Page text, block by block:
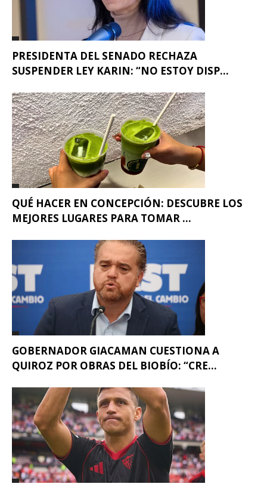
PRESIDENTA DEL SENADO RECHAZA
SUSPENDER LEY KARIN: “NO ESTOY DISP...
QUÉ HACER EN CONCEPCIÓN: DESCUBRE LOS
MEJORES LUGARES PARA TOMAR ...
GOBERNADOR GIACAMAN CUESTIONA A
QUIROZ POR OBRAS DEL BIOBÍO: “CRE...